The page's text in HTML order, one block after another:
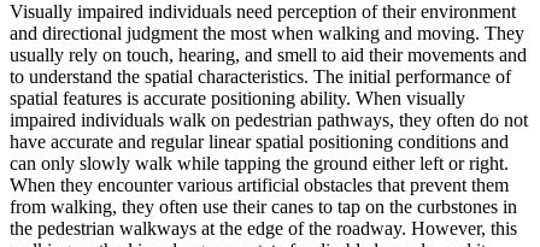
Visually impaired individuals need perception of their environment
and directional judgment the most when walking and moving. They
usually rely on touch, hearing, and smell to aid their movements and
to understand the spatial characteristics. The initial performance of
spatial features is accurate positioning ability. When visually
impaired individuals walk on pedestrian pathways, they often do not
have accurate and regular linear spatial positioning conditions and
can only slowly walk while tapping the ground either left or right.
When they encounter various artificial obstacles that prevent them
from walking, they often use their canes to tap on the curbstones in
the pedestrian walkways at the edge of the roadway. However, this